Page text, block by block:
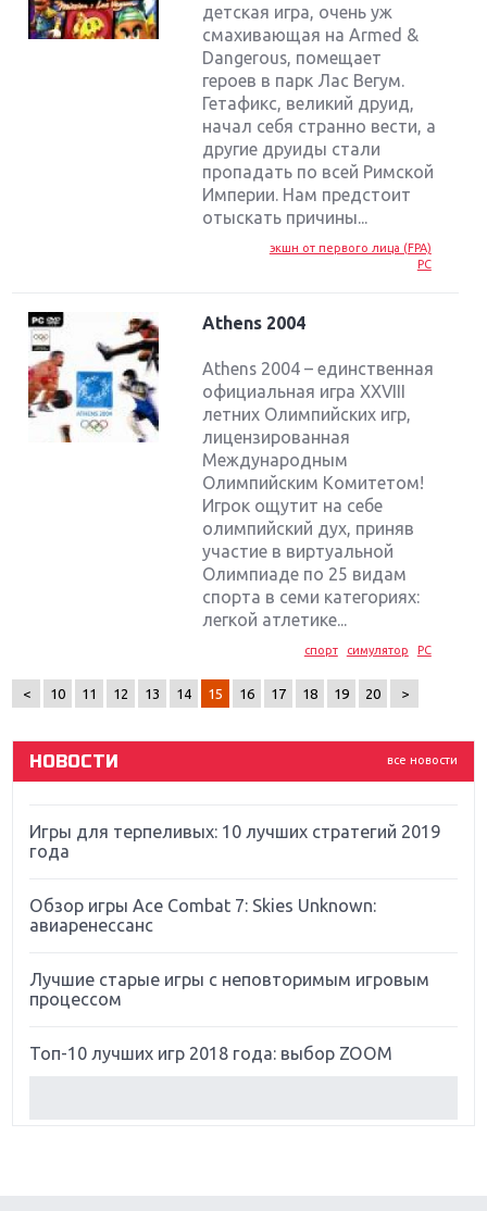
детская игра, очень уж
смахивающая на Armed &
Dangerous, помещает
героев в парк Лас Вегум.
Гетафикс, великий друид,
начал себя странно вести, а
другие друиды стали
пропадать по всей Римской
Империи. Нам предстоит
отыскать причины...
экшн от первого лица (FPA)
PC
Athens 2004
Athens 2004 – единственная
официальная игра XXVIII
летних Олимпийских игр,
лицензированная
Международным
Олимпийским Комитетом!
Игрок ощутит на себе
олимпийский дух, приняв
участие в виртуальной
Олимпиаде по 25 видам
спорта в семи категориях:
легкой атлетике...
спорт симулятор PC
< 10 11 12 13 14 15 16 17 18 19 20 >
все новости
НОВОСТИ
Крупнейшие релизы мая: Nintendo, Microsoft и
Новинки для Nintendo Switch: Labo, South Park и
Far Cry 5: хвалить нельзя ругать
Игры для терпеливых: 10 лучших стратегий 2019
года
Обзор игры Ace Combat 7: Skies Unknown:
авиаренессанс
Лучшие старые игры с неповторимым игровым
процессом
Топ-10 лучших игр 2018 года: выбор ZOOM